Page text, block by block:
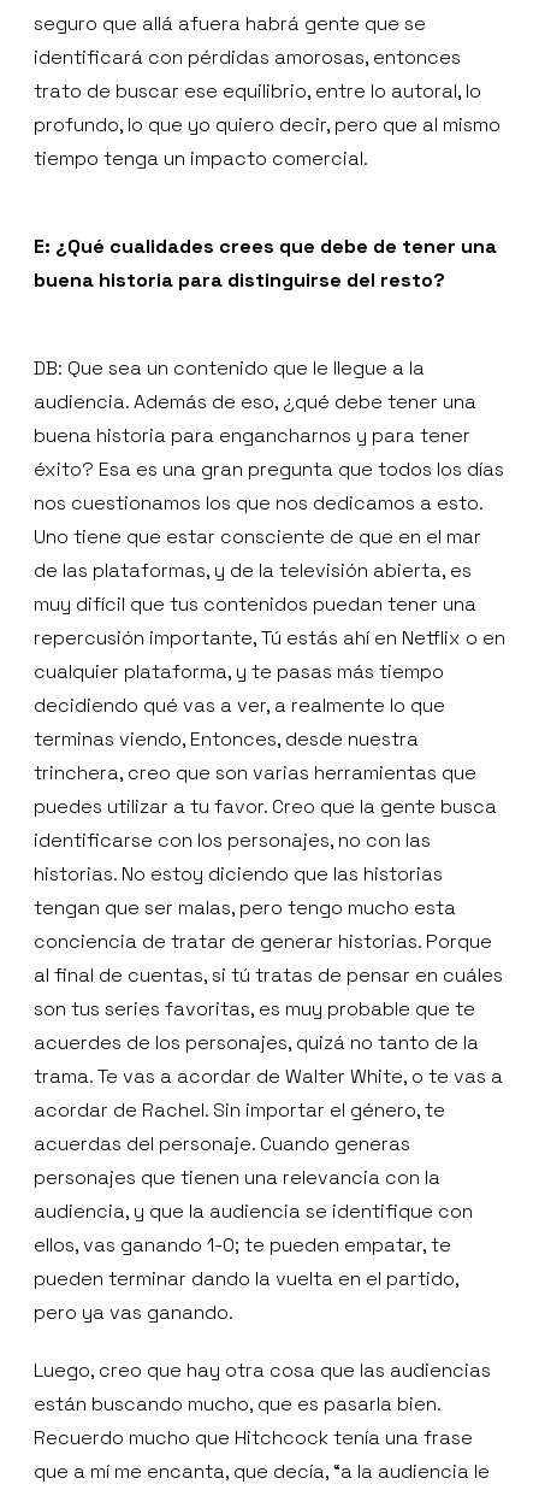
seguro que allá afuera habrá gente que se
identificará con pérdidas amorosas, entonces
trato de buscar ese equilibrio, entre lo autoral, lo
profundo, lo que yo quiero decir, pero que al mismo
tiempo tenga un impacto comercial.
E: ¿Qué cualidades crees que debe de tener una
buena historia para distinguirse del resto?
DB: Que sea un contenido que le llegue a la
audiencia. Además de eso, ¿qué debe tener una
buena historia para engancharnos y para tener
éxito? Esa es una gran pregunta que todos los días
nos cuestionamos los que nos dedicamos a esto.
Uno tiene que estar consciente de que en el mar
de las plataformas, y de la televisión abierta, es
muy difícil que tus contenidos puedan tener una
repercusión importante, Tú estás ahí en Netflix o en
cualquier plataforma, y te pasas más tiempo
decidiendo qué vas a ver, a realmente lo que
terminas viendo, Entonces, desde nuestra
trinchera, creo que son varias herramientas que
puedes utilizar a tu favor. Creo que la gente busca
identificarse con los personajes, no con las
historias. No estoy diciendo que las historias
tengan que ser malas, pero tengo mucho esta
conciencia de tratar de generar historias. Porque
al final de cuentas, si tú tratas de pensar en cuáles
son tus series favoritas, es muy probable que te
acuerdes de los personajes, quizá no tanto de la
trama. Te vas a acordar de Walter White, o te vas a
acordar de Rachel. Sin importar el género, te
acuerdas del personaje. Cuando generas
personajes que tienen una relevancia con la
audiencia, y que la audiencia se identifique con
ellos, vas ganando 1-0; te pueden empatar, te
pueden terminar dando la vuelta en el partido,
pero ya vas ganando.
Luego, creo que hay otra cosa que las audiencias
están buscando mucho, que es pasarla bien.
Recuerdo mucho que Hitchcock tenía una frase
que a mí me encanta, que decía, “a la audiencia le